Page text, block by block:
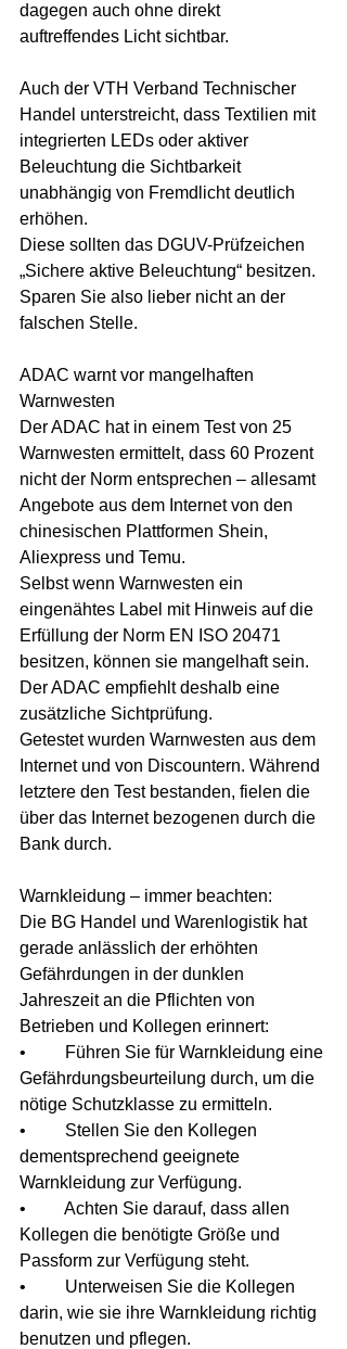
dagegen auch ohne direkt
auftreffendes Licht sichtbar.
Auch der VTH Verband Technischer
Handel unterstreicht, dass Textilien mit
integrierten LEDs oder aktiver
Beleuchtung die Sichtbarkeit
unabhängig von Fremdlicht deutlich
erhöhen.
Diese sollten das DGUV-Prüfzeichen
„Sichere aktive Beleuchtung“ besitzen.
Sparen Sie also lieber nicht an der
falschen Stelle.
ADAC warnt vor mangelhaften
Warnwesten
Der ADAC hat in einem Test von 25
Warnwesten ermittelt, dass 60 Prozent
nicht der Norm entsprechen – allesamt
Angebote aus dem Internet von den
chinesischen Plattformen Shein,
Aliexpress und Temu.
Selbst wenn Warnwesten ein
eingenähtes Label mit Hinweis auf die
Erfüllung der Norm EN ISO 20471
besitzen, können sie mangelhaft sein.
Der ADAC empfiehlt deshalb eine
zusätzliche Sichtprüfung.
Getestet wurden Warnwesten aus dem
Internet und von Discountern. Während
letztere den Test bestanden, fielen die
über das Internet bezogenen durch die
Bank durch.
Warnkleidung – immer beachten:
Die BG Handel und Warenlogistik hat
gerade anlässlich der erhöhten
Gefährdungen in der dunklen
Jahreszeit an die Pflichten von
Betrieben und Kollegen erinnert:
•         Führen Sie für Warnkleidung eine
Gefährdungsbeurteilung durch, um die
nötige Schutzklasse zu ermitteln.
•         Stellen Sie den Kollegen
dementsprechend geeignete
Warnkleidung zur Verfügung.
•         Achten Sie darauf, dass allen
Kollegen die benötigte Größe und
Passform zur Verfügung steht.
•         Unterweisen Sie die Kollegen
darin, wie sie ihre Warnkleidung richtig
benutzen und pflegen.